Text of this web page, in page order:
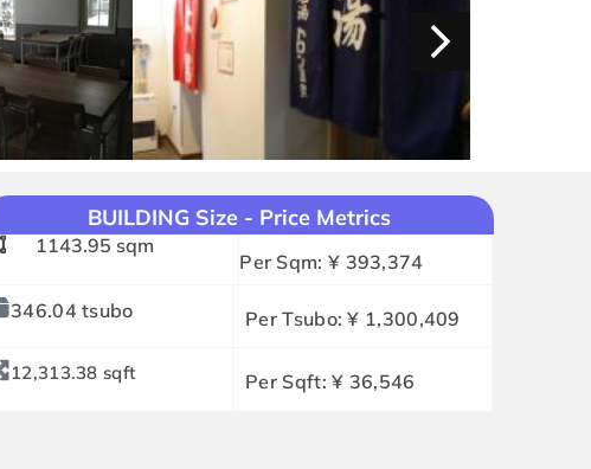
BUILDING Size - Price Metrics
1143.95 sqm
Per Sqm: ¥ 393,374
346.04 tsubo Per Tsubo: ¥ 1,300,409
12,313.38 sqft Per Sqft: ¥ 36,546